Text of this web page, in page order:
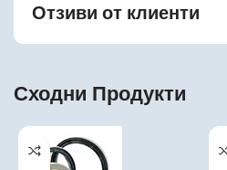
Отзиви от клиенти
Сходни Продукти